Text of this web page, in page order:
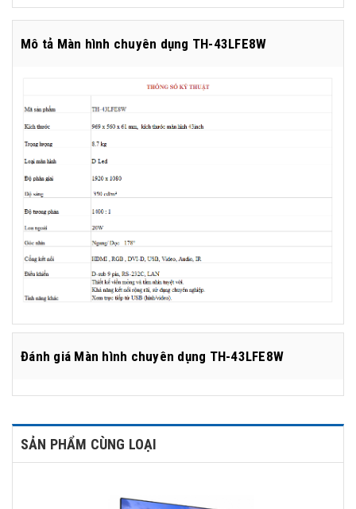
Mô tả Màn hình chuyên dụng TH-43LFE8W
Đánh giá Màn hình chuyên dụng TH-43LFE8W
SẢN PHẨM CÙNG LOẠI